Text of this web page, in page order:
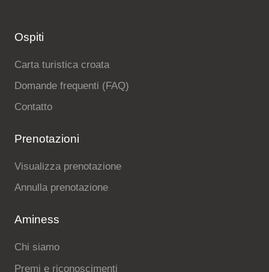
Ospiti
Carta turistica croata
Domande frequenti (FAQ)
Contatto
Prenotazioni
Visualizza prenotazione
Annulla prenotazione
Aminess
Chi siamo
Premi e riconoscimenti